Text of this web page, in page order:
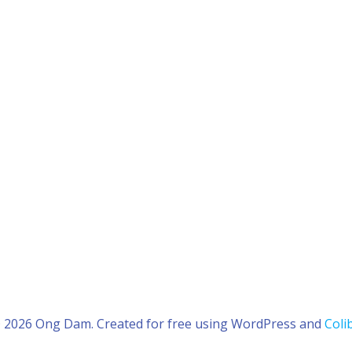
Ong Dam. Created for free using WordPress and